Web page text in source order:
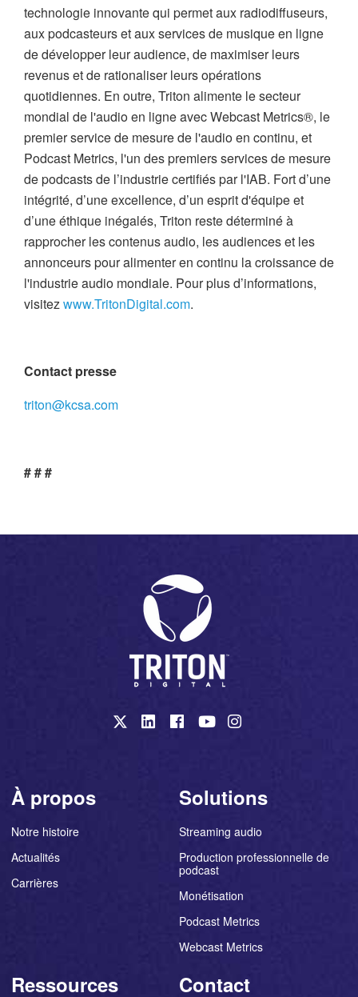
technologie innovante qui permet aux radiodiffuseurs,
aux podcasteurs et aux services de musique en ligne
de développer leur audience, de maximiser leurs
revenus et de rationaliser leurs opérations
quotidiennes. En outre, Triton alimente le secteur
mondial de l'audio en ligne avec Webcast Metrics®, le
premier service de mesure de l'audio en continu, et
Podcast Metrics, l'un des premiers services de mesure
de podcasts de l’industrie certifiés par l'IAB. Fort d’une
intégrité, d’une excellence, d’un esprit d'équipe et
d’une éthique inégalés, Triton reste déterminé à
rapprocher les contenus audio, les audiences et les
annonceurs pour alimenter en continu la croissance de
l'industrie audio mondiale. Pour plus d’informations,
visitezwww.TritonDigital.com.
Contact presse
triton@kcsa.com
# # #
À propos
Notre histoire
Actualités
Carrières
Solutions
Streaming audio
Production professionnelle de
podcast
Monétisation
Podcast Metrics
Webcast Metrics
Ressources Contact